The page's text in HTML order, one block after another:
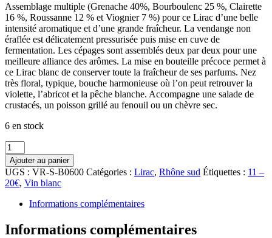
Assemblage multiple (Grenache 40%, Bourboulenc 25 %, Clairette
16 %, Roussanne 12 % et Viognier 7 %) pour ce Lirac d’une belle
intensité aromatique et d’une grande fraîcheur. La vendange non
éraflée est délicatement pressurisée puis mise en cuve de
fermentation. Les cépages sont assemblés deux par deux pour une
meilleure alliance des arômes. La mise en bouteille précoce permet à
ce Lirac blanc de conserver toute la fraîcheur de ses parfums. Nez
très floral, typique, bouche harmonieuse où l’on peut retrouver la
violette, l’abricot et la pêche blanche. Accompagne une salade de
crustacés, un poisson grillé au fenouil ou un chèvre sec.
6 en stock
quantité
de
CHÂTEAU
D'AQUERIA,
blanc
2024
Ajouter au panier
UGS : VR-S-B0600 Catégories : Lirac, Rhône sud Étiquettes : 11 –
20€, Vin blanc
Informations complémentaires
Informations complémentaires